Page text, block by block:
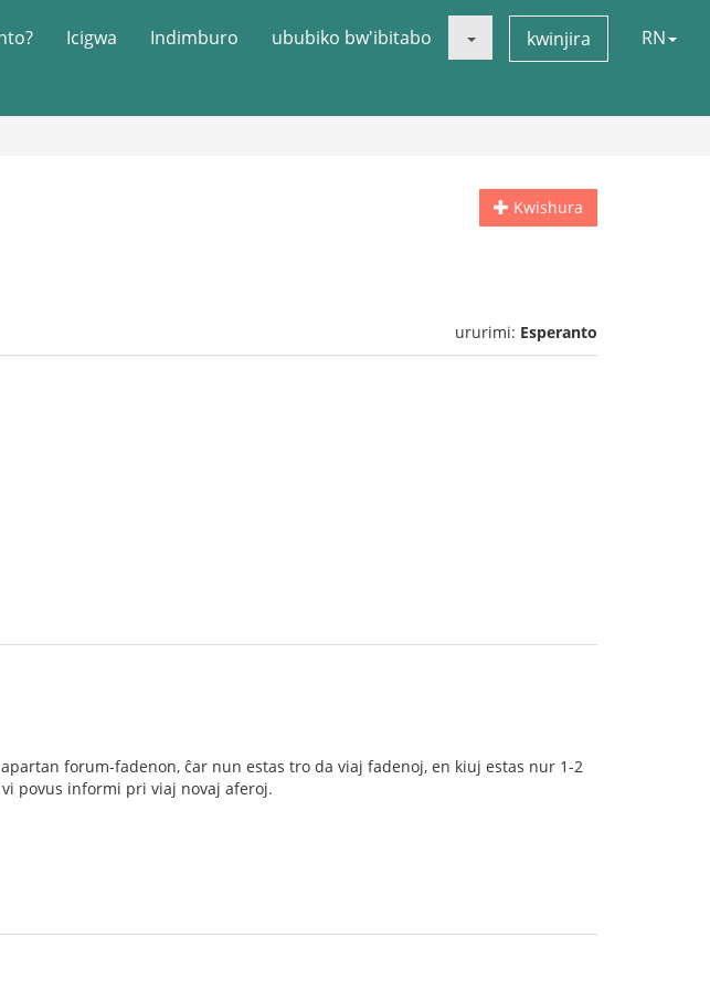
Icigwa Indimburo ububiko bw'ibitabo kwinjira RN
Kwishura
ururimi: Esperanto
forum-fadenon, ĉar nun estas tro da viaj fadenoj, en kiuj estas nur 1-2
povus informi pri viaj novaj aferoj.